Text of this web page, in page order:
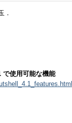
．
使用可能な機能